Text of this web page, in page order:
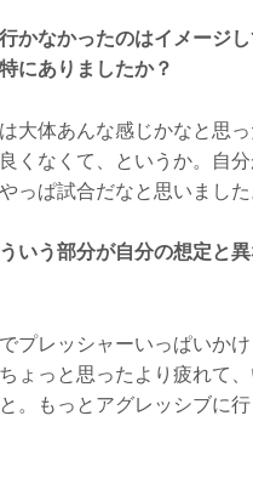
なかったのはイメージし
にありましたか？
大体あんな感じかなと思
くなくて、というか。自
っぱ試合だなと思いました
う部分が自分の想定と異
プレッシャーいっぱいか
ょっと思ったより疲れて
。もっとアグレッシブに